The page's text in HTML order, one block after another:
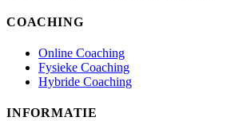
COACHING
Online Coaching
Fysieke Coaching
Hybride Coaching
INFORMATIE